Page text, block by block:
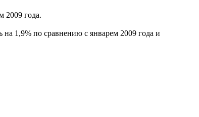
2009 года.
на 1,9% по сравнению с январем 2009 года и